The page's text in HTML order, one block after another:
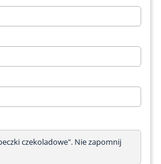
czekoladowe". Nie zapomnij